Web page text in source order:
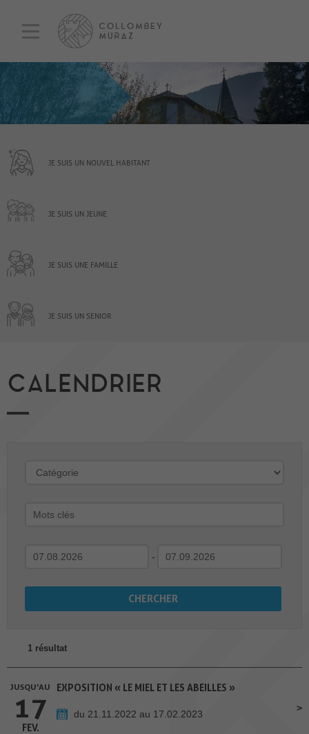
JE SUIS UN NOUVEL HABITANT
JE SUIS UN JEUNE
JE SUIS UNE FAMILLE
JE SUIS UN SENIOR
CALENDRIER
-
1 résultat
JUSQU'AU
17
FEV.
EXPOSITION « LE MIEL ET LES ABEILLES »
du 21.11.2022 au 17.02.2023